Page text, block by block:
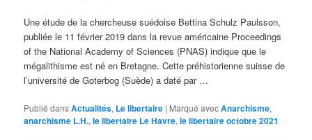
Une étude de la chercheuse suédoise Bettina Schulz Paulsson,
publiée le 11 février 2019 dans la revue américaine Proceedings
of the National Academy of Sciences (PNAS) indique que le
mégalithisme est né en Bretagne. Cette préhistorienne suisse de
l’université de Goterbog (Suède) a daté par …
Publié dansActualités, Le libertaire | Marqué avecAnarchisme,
anarchisme L.H.,le libertaire Le Havre,le libertaire octobre 2021